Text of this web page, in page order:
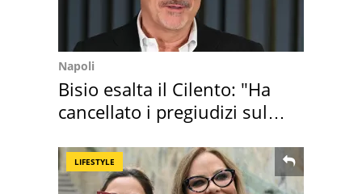
Napoli
Bisio esalta il Cilento: "Ha
cancellato i pregiudizi sul
LIFESTYLE